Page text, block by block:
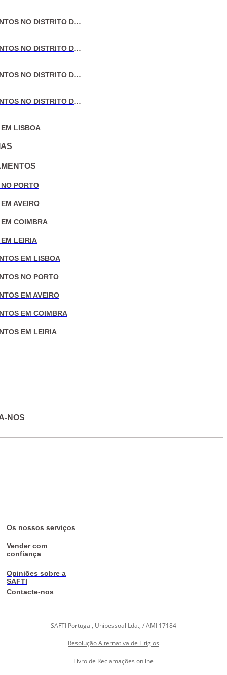
VENDA DE APARTAMENTOS NO DISTRITO DO PORTO
VENDA DE APARTAMENTOS NO DISTRITO DE AVEIRO
VENDA DE APARTAMENTOS NO DISTRITO DE COIMBRA
VENDA DE APARTAMENTOS NO DISTRITO DE LEIRIA
LISBOA
PORTO
AVEIRO
COIMBRA
LEIRIA
EM LISBOA
NO PORTO
EM AVEIRO
EM COIMBRA
EM LEIRIA
NOS
Os nossos serviços
Vender com
confiança
Opiniões sobre a
SAFTI
Contacte-nos
SAFTI Portugal, Unipessoal Lda., / AMI 17184
Resolução Alternativa de Litígios
Livro de Reclamações online